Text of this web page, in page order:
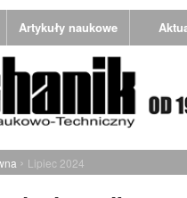
Artykuły naukowe
› Lipiec 2024